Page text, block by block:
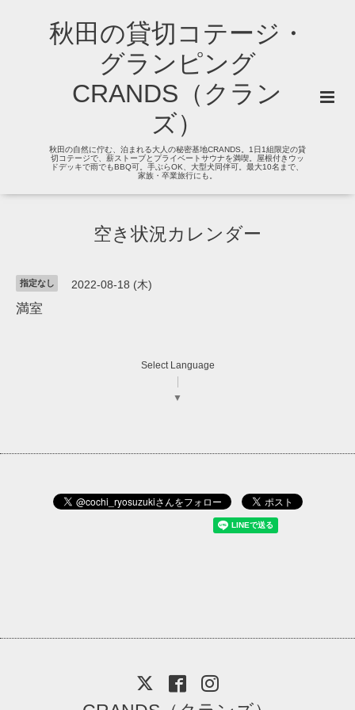
秋田の貸切コテージ・
グランピング
CRANDS（クラン
ズ）
秋田の自然に佇む、泊まれる大人の秘密基地CRANDS。1日1組限定の貸
切コテージで、薪ストーブとプライベートサウナを満喫。屋根付きウッ
ドデッキで雨でもBBQ可。手ぶらOK、大型犬同伴可。最大10名まで、
家族・卒業旅行にも。
空き状況カレンダー
指定なし 2022-08-18 (木)
満室
Select Language
▼